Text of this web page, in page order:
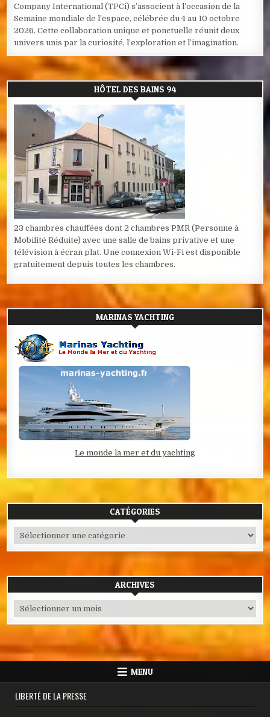
Company International (TPCi) s’associent à l’occasion de la
Semaine mondiale de l’espace, célébrée du 4 au 10 octobre
2026. Cette collaboration unique et ponctuelle réunit deux
univers unis par la curiosité, l’exploration et l’imagination.
HÔTEL DES BAINS 94
23 chambres chauffées dont 2 chambres PMR (Personne à
Mobilité Réduite) avec une salle de bains privative et une
télévision à écran plat. Une connexion Wi-Fi est disponible
gratuitement depuis toutes les chambres.
MARINAS YACHTING
Le monde la mer et du yachting
CATÉGORIES
Catégories
ARCHIVES
Archives
MENU
LIBERTÉ DE LA PRESSE